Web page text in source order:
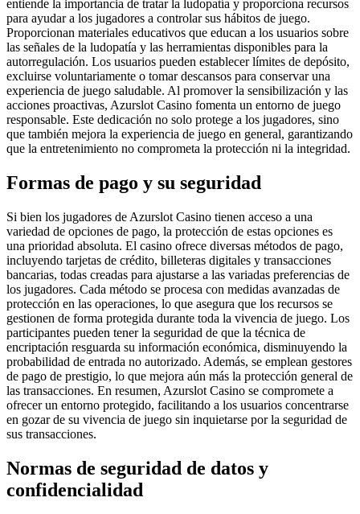
entiende la importancia de tratar la ludopatía y proporciona recursos
para ayudar a los jugadores a controlar sus hábitos de juego.
Proporcionan materiales educativos que educan a los usuarios sobre
las señales de la ludopatía y las herramientas disponibles para la
autorregulación. Los usuarios pueden establecer límites de depósito,
excluirse voluntariamente o tomar descansos para conservar una
experiencia de juego saludable. Al promover la sensibilización y las
acciones proactivas, Azurslot Casino fomenta un entorno de juego
responsable. Este dedicación no solo protege a los jugadores, sino
que también mejora la experiencia de juego en general, garantizando
que la entretenimiento no comprometa la protección ni la integridad.
Formas de pago y su seguridad
Si bien los jugadores de Azurslot Casino tienen acceso a una
variedad de opciones de pago, la protección de estas opciones es
una prioridad absoluta. El casino ofrece diversas métodos de pago,
incluyendo tarjetas de crédito, billeteras digitales y transacciones
bancarias, todas creadas para ajustarse a las variadas preferencias de
los jugadores. Cada método se procesa con medidas avanzadas de
protección en las operaciones, lo que asegura que los recursos se
gestionen de forma protegida durante toda la vivencia de juego. Los
participantes pueden tener la seguridad de que la técnica de
encriptación resguarda su información económica, disminuyendo la
probabilidad de entrada no autorizado. Además, se emplean gestores
de pago de prestigio, lo que mejora aún más la protección general de
las transacciones. En resumen, Azurslot Casino se compromete a
ofrecer un entorno protegido, facilitando a los usuarios concentrarse
en gozar de su vivencia de juego sin inquietarse por la seguridad de
sus transacciones.
Normas de seguridad de datos y
confidencialidad